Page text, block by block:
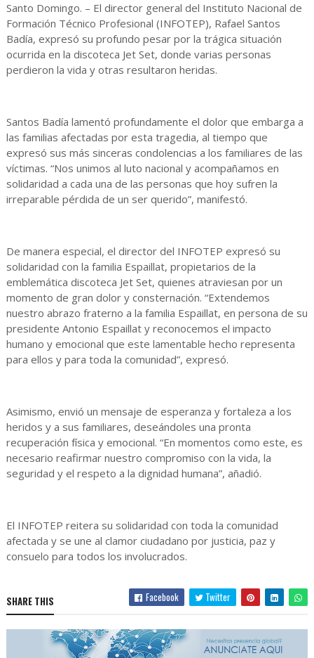
Santo Domingo. – El director general del Instituto Nacional de
Formación Técnico Profesional (INFOTEP), Rafael Santos
Badía, expresó su profundo pesar por la trágica situación
ocurrida en la discoteca Jet Set, donde varias personas
perdieron la vida y otras resultaron heridas.
Santos Badía lamentó profundamente el dolor que embarga a
las familias afectadas por esta tragedia, al tiempo que
expresó sus más sinceras condolencias a los familiares de las
víctimas. “Nos unimos al luto nacional y acompañamos en
solidaridad a cada una de las personas que hoy sufren la
irreparable pérdida de un ser querido”, manifestó.
De manera especial, el director del INFOTEP expresó su
solidaridad con la familia Espaillat, propietarios de la
emblemática discoteca Jet Set, quienes atraviesan por un
momento de gran dolor y consternación. “Extendemos
nuestro abrazo fraterno a la familia Espaillat, en persona de su
presidente Antonio Espaillat y reconocemos el impacto
humano y emocional que este lamentable hecho representa
para ellos y para toda la comunidad”, expresó.
Asimismo, envió un mensaje de esperanza y fortaleza a los
heridos y a sus familiares, deseándoles una pronta
recuperación física y emocional. “En momentos como este, es
necesario reafirmar nuestro compromiso con la vida, la
seguridad y el respeto a la dignidad humana”, añadió.
El INFOTEP reitera su solidaridad con toda la comunidad
afectada y se une al clamor ciudadano por justicia, paz y
consuelo para todos los involucrados.
SHARE THIS Facebook Twitter